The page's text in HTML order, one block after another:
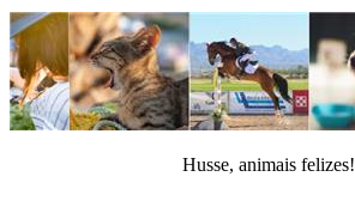
Husse, animais felizes!